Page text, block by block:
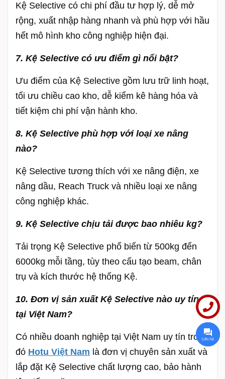
Kệ Selective có chi phí đầu tư hợp lý, dễ mở
rộng, xuất nhập hàng nhanh và phù hợp với hầu
hết mô hình kho công nghiệp hiện đại.
7. Kệ Selective có ưu điểm gì nổi bật?
Ưu điểm của Kệ Selective gồm lưu trữ linh hoạt,
tối ưu chiều cao kho, dễ kiểm kê hàng hóa và
tiết kiệm chi phí vận hành kho.
8. Kệ Selective phù hợp với loại xe nâng
nào?
Kệ Selective tương thích với xe nâng điện, xe
nâng dầu, Reach Truck và nhiều loại xe nâng
công nghiệp khác.
9. Kệ Selective chịu tải được bao nhiêu kg?
Tải trọng Kệ Selective phổ biến từ 500kg đến
6000kg mỗi tầng, tùy theo cấu tạo beam, chân
trụ và kích thước hệ thống Kệ.
10. Đơn vị sản xuất Kệ Selective nào uy tín
tại Việt Nam?
Có nhiều doanh nghiệp tại Việt Nam uy tín trong
đó Hotu Việt Nam là đơn vị chuyên sản xuất và
lắp đặt Kệ Selective chất lượng cao, bảo hành
Liên hệ